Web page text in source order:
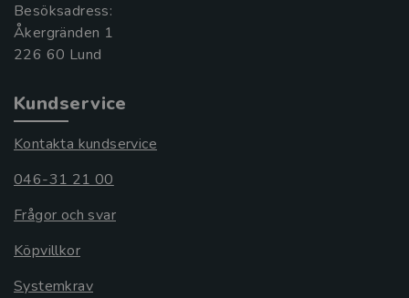
Besöksadress:
Åkergränden 1
Kundservice
Kontakta kundservice
046-31 21 00
Frågor och svar
Köpvillkor
Systemkrav